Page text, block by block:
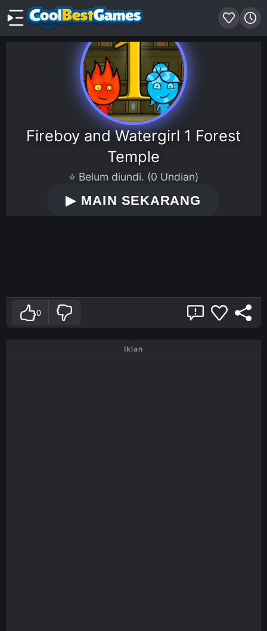
Fireboy and Watergirl 1 Forest
Temple
⭐ Belum diundi. (0 Undian)
▶ MAIN SEKARANG
0
Iklan